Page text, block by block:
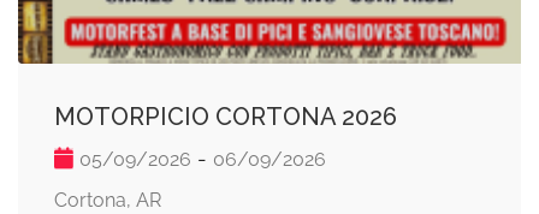
MOTORPICIO CORTONA 2026
05/09/2026 - 06/09/2026
Cortona, AR